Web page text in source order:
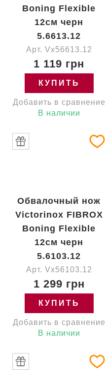
Boning Flexible
12см черн
5.6613.12
Арт. Vx56613.12
1 119 грн
КУПИТЬ
Добавить в сравнение
В наличии
Обвалочный нож
Victorinox FIBROX
Boning Flexible
12см черн
5.6103.12
Арт. Vx56103.12
1 299 грн
КУПИТЬ
Добавить в сравнение
В наличии